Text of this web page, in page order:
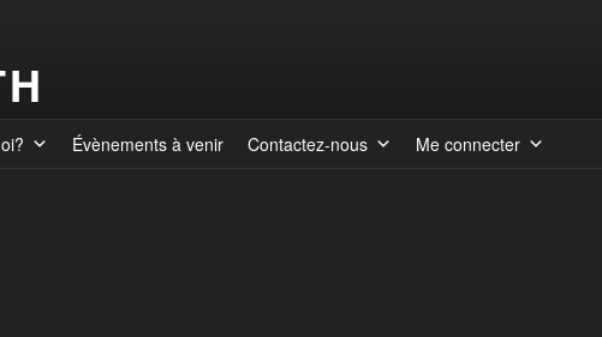
Évènements à venir Contactez-nous Me connecter